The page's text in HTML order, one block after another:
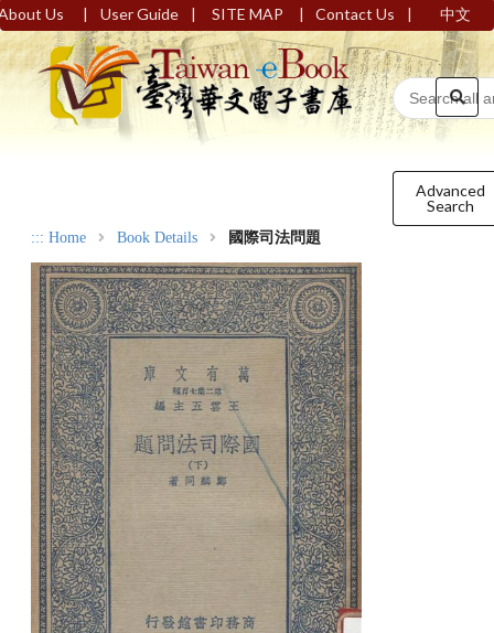
Us | User Guide | SITE MAP | Contact Us | 中文
Advanced
Search
::: Home Book Details 國際司法問題